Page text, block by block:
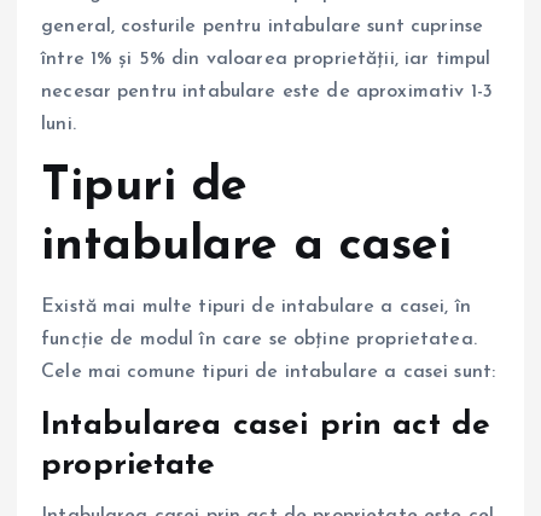
general, costurile pentru intabulare sunt cuprinse
între 1% și 5% din valoarea proprietății, iar timpul
necesar pentru intabulare este de aproximativ 1-3
luni.
Tipuri de
intabulare a casei
Există mai multe tipuri de intabulare a casei, în
funcție de modul în care se obține proprietatea.
Cele mai comune tipuri de intabulare a casei sunt:
Intabularea casei prin act de
proprietate